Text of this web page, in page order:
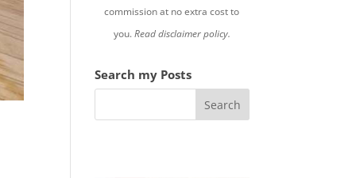
commission at no extra cost to
you.Read disclaimer policy.
Search my Posts